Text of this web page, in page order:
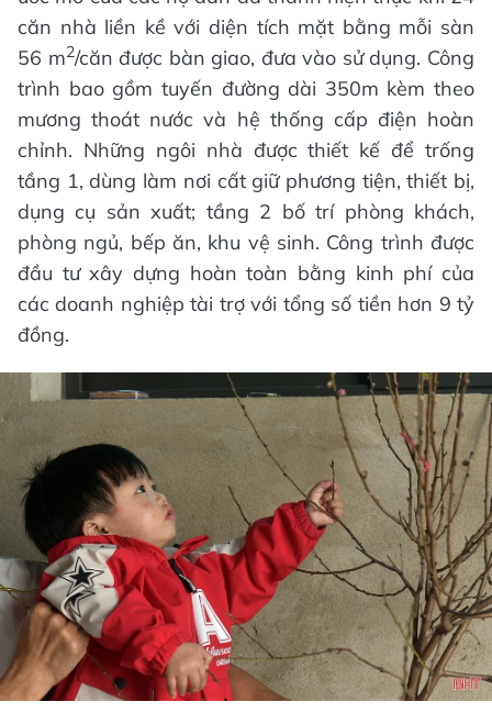
căn nhà liền kề với diện tích mặt bằng mỗi sàn
56 m2/căn được bàn giao, đưa vào sử dụng. Công
trình bao gồm tuyến đường dài 350m kèm theo
mương thoát nước và hệ thống cấp điện hoàn
chỉnh. Những ngôi nhà được thiết kế để trống
tầng 1, dùng làm nơi cất giữ phương tiện, thiết bị,
dụng cụ sản xuất; tầng 2 bố trí phòng khách,
phòng ngủ, bếp ăn, khu vệ sinh. Công trình được
đầu tư xây dựng hoàn toàn bằng kinh phí của
các doanh nghiệp tài trợ với tổng số tiền hơn 9 tỷ
đồng.